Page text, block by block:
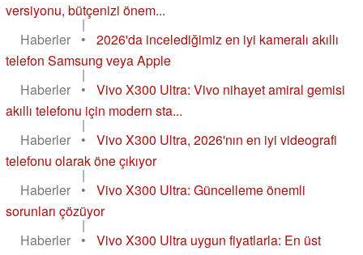
versiyonu, bütçenizi önem...
|
Haberler
•
2026'da incelediğimiz en iyi kameralı akıllı
telefon Samsung veya Apple
|
Haberler
•
Vivo X300 Ultra: Vivo nihayet amiral gemisi
akıllı telefonu için modern sta...
|
Haberler
•
Vivo X300 Ultra, 2026'nın en iyi videografi
telefonu olarak öne çıkıyor
|
Haberler
•
Vivo X300 Ultra: Güncelleme önemli
sorunları çözüyor
|
Haberler
•
Vivo X300 Ultra uygun fiyatlarla: En üst